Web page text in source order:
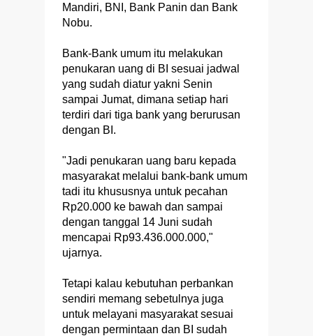
Mandiri, BNI, Bank Panin dan Bank
Nobu.
Bank-Bank umum itu melakukan
penukaran uang di BI sesuai jadwal
yang sudah diatur yakni Senin
sampai Jumat, dimana setiap hari
terdiri dari tiga bank yang berurusan
dengan BI.
"Jadi penukaran uang baru kepada
masyarakat melalui bank-bank umum
tadi itu khususnya untuk pecahan
Rp20.000 ke bawah dan sampai
dengan tanggal 14 Juni sudah
mencapai Rp93.436.000.000,"
ujarnya.
Tetapi kalau kebutuhan perbankan
sendiri memang sebetulnya juga
untuk melayani masyarakat sesuai
dengan permintaan dan BI sudah